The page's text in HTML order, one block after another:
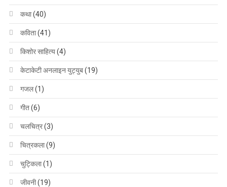
कथा(40)
कविता(41)
किशोर साहित्य(4)
केटाकेटी अनलाइन युट्युब(19)
गजल(1)
गीत(6)
चलचित्र(3)
चित्रकला(9)
चुट्किला(1)
जीवनी(19)